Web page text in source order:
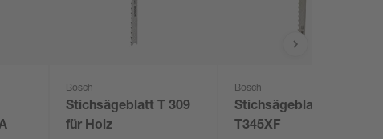
Bosch
Stichsägeblatt T 309
für Holz
Bosch
Stichsägeblatt BIM
T345XF